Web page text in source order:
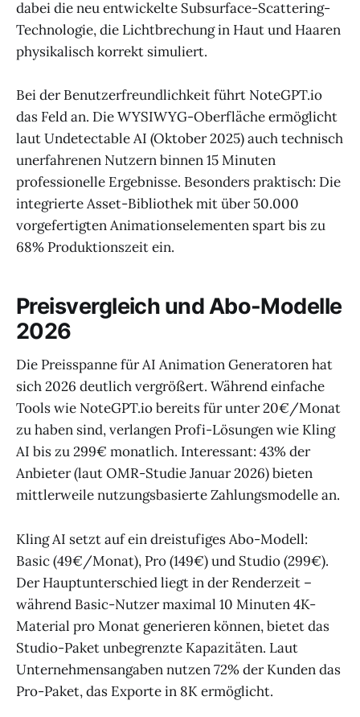
dabei die neu entwickelte Subsurface-Scattering-
Technologie, die Lichtbrechung in Haut und Haaren
physikalisch korrekt simuliert.
Bei der Benutzerfreundlichkeit führt NoteGPT.io
das Feld an. Die WYSIWYG-Oberfläche ermöglicht
laut Undetectable AI (Oktober 2025) auch technisch
unerfahrenen Nutzern binnen 15 Minuten
professionelle Ergebnisse. Besonders praktisch: Die
integrierte Asset-Bibliothek mit über 50.000
vorgefertigten Animationselementen spart bis zu
68% Produktionszeit ein.
Preisvergleich und Abo-Modelle
2026
Die Preisspanne für AI Animation Generatoren hat
sich 2026 deutlich vergrößert. Während einfache
Tools wie NoteGPT.io bereits für unter 20€/Monat
zu haben sind, verlangen Profi-Lösungen wie Kling
AI bis zu 299€ monatlich. Interessant: 43% der
Anbieter (laut OMR-Studie Januar 2026) bieten
mittlerweile nutzungsbasierte Zahlungsmodelle an.
Kling AI setzt auf ein dreistufiges Abo-Modell:
Basic (49€/Monat), Pro (149€) und Studio (299€).
Der Hauptunterschied liegt in der Renderzeit –
während Basic-Nutzer maximal 10 Minuten 4K-
Material pro Monat generieren können, bietet das
Studio-Paket unbegrenzte Kapazitäten. Laut
Unternehmensangaben nutzen 72% der Kunden das
Pro-Paket, das Exporte in 8K ermöglicht.